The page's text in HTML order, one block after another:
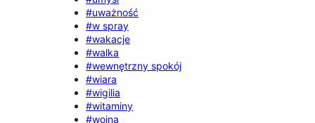
#uważność
#w spray
#wakacje
#walka
#wewnętrzny spokój
#wiara
#wigilia
#witaminy
#wojna